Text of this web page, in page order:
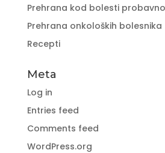
Prehrana kod bolesti
Prehrana onkoloških bolesnika
Recepti
Meta
Log in
Entries feed
Comments feed
WordPress.org